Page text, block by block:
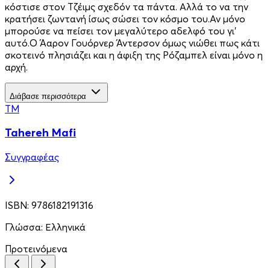
κόστισε στον Τζέιμς σχεδόν τα πάντα. Αλλά το να την
κρατήσει ζωντανή ίσως σώσει τον κόσμο του.Αν μόνο
μπορούσε να πείσει τον μεγαλύτερο αδελφό του γι’
αυτό.Ο Άαρον Γουόρνερ Άντερσον όμως νιώθει πως κάτι
σκοτεινό πλησιάζει και η άφιξη της Ρόζαμπελ είναι μόνο η
αρχή.
Διάβασε περισσότερα
TM
Tahereh Mafi
Συγγραφέας
ISBN: 9786182191316
Γλώσσα: Ελληνικά
Προτεινόμενα